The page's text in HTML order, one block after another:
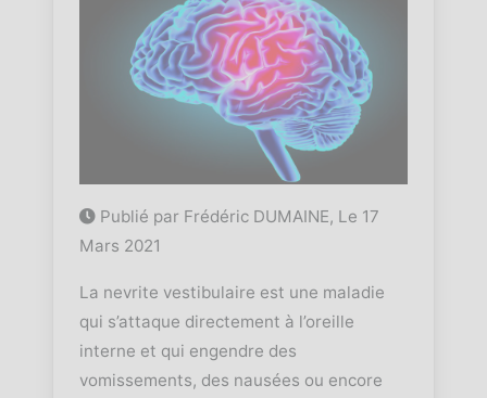
Publié par Frédéric DUMAINE, Le 17
Mars 2021
La nevrite vestibulaire est une maladie
qui s’attaque directement à l’oreille
interne et qui engendre des
vomissements, des nausées ou encore